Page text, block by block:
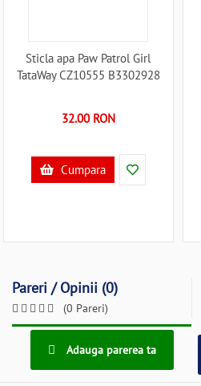
Sticla apa Paw Patrol Girl
TataWay CZ10555 B3302928
32.00 RON
Cumpara
Pareri / Opinii (0)
(0 Pareri)
Adauga parerea ta